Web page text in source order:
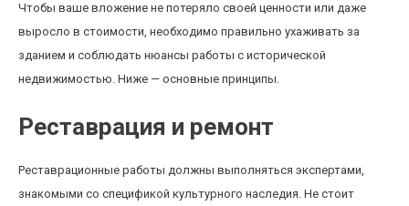
Чтобы ваше вложение не потеряло своей ценности или даже
выросло в стоимости, необходимо правильно ухаживать за
зданием и соблюдать нюансы работы с исторической
недвижимостью. Ниже — основные принципы.
Реставрация и ремонт
Реставрационные работы должны выполняться экспертами,
знакомыми со спецификой культурного наследия. Не стоит